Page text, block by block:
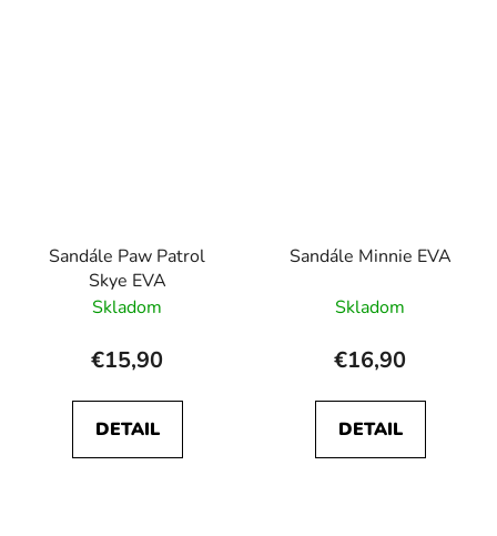
Sandále Paw Patrol
Skye EVA
Skladom
€15,90
DETAIL
Sandále Minnie EVA
Skladom
€16,90
DETAIL